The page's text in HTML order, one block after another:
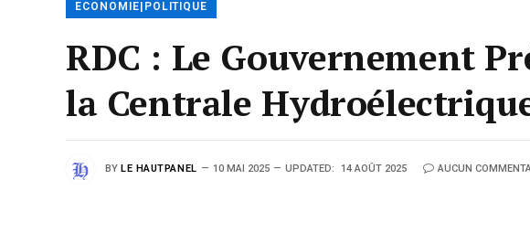
ECONOMIE|POLITIQUE
RDC : Le Gouvernement
la Centrale
BY LE HAUTPANEL 10 MAI 2025 UPDATED: 14 AOÛT 2025 AUCUN